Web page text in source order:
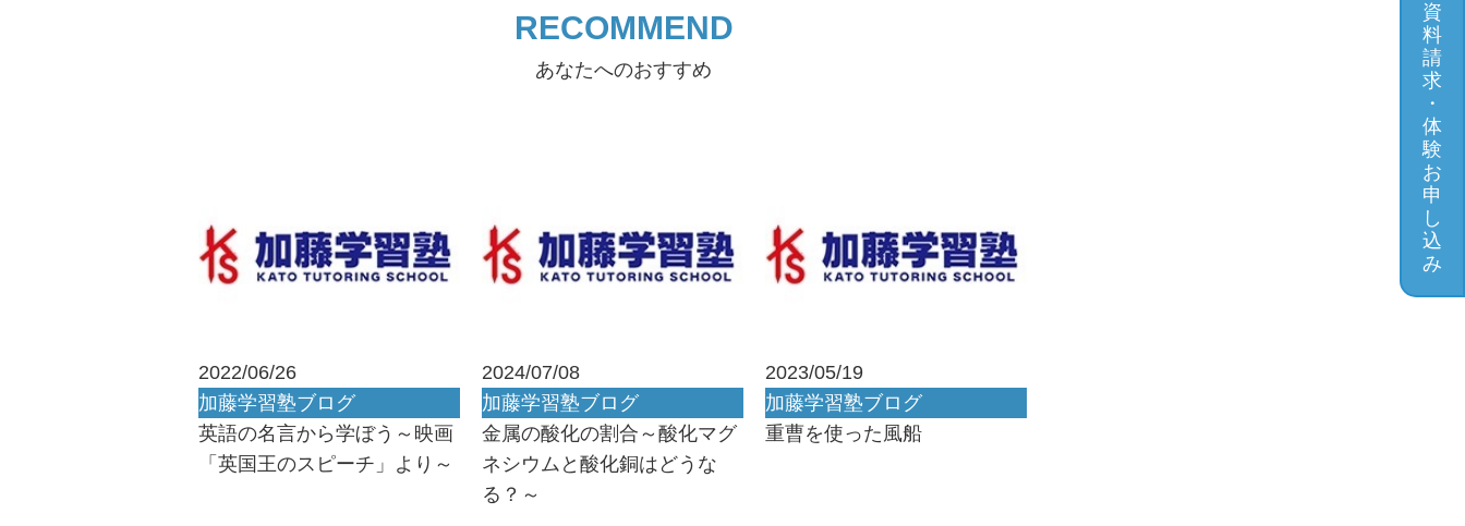
資
料
請
求
・
体
験
お
申
し
込
み
RECOMMEND
あなたへのおすすめ
2022/06/26
加藤学習塾ブログ
英語の名言から学ぼう～映画
「英国王のスピーチ」より～
2024/07/08
加藤学習塾ブログ
金属の酸化の割合～酸化マグ
ネシウムと酸化銅はどうな
る？～
2023/05/19
加藤学習塾ブログ
重曹を使った風船